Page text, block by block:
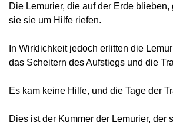
Die Lemurier, die auf der Erde
sie sie um Hilfe riefen.
In Wirklichkeit jedoch erlitten die
das Scheitern des Aufstiegs und die
Es kam keine Hilfe, und die Tage der
Dies ist der Kummer der Lemurier, der